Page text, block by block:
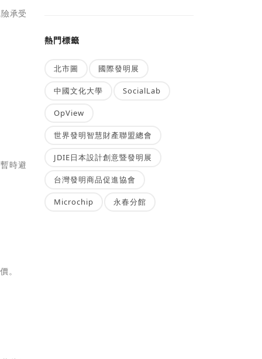
承受
時避
。
熱門標籤
北市圖 國際發明展
中國文化大學 SocialLab
OpView
世界發明智慧財產聯盟總會
JDIE日本設計創意暨發明展
台灣發明商品促進協會
Microchip 永春分館